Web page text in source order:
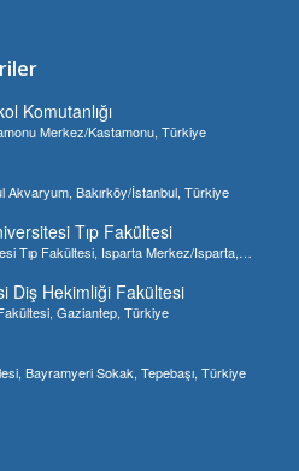
Komutanlığı
Merkez/Kastamonu, Türkiye
Akvaryum, Bakırköy/İstanbul, Türkiye
Tıp Fakültesi
Tıp Fakültesi, Isparta Merkez/Isparta,
Diş Hekimliği Fakültesi
Gaziantep, Türkiye
Bayramyeri Sokak, Tepebaşı, Türkiye